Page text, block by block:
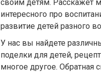
своим детям. Расскажет
интересного про
развитие детей разного
У нас вы найдете
поделки для детей,
многое другое. Обратная